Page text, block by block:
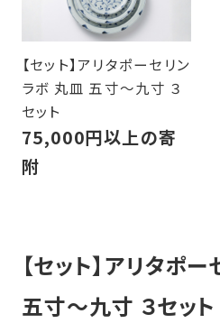
【セット】アリタポーセリン
ラボ 丸皿 五寸～九寸 ３
セット
75,000円以上の寄
附
【セット】アリタポ
五寸～九寸 ３セット